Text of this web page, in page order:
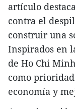
artículo
contra el
construir una
Inspirados en
de Ho Chi
como
economía y